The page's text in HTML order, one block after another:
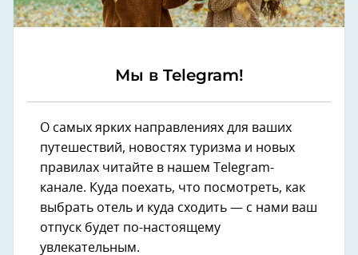
Мы в Telegram!
О самых ярких направлениях для ваших
путешествий, новостях туризма и новых
правилах читайте в нашем Telegram-
канале. Куда поехать, что посмотреть, как
выбрать отель и куда сходить — с нами ваш
отпуск будет по-настоящему
увлекательным.